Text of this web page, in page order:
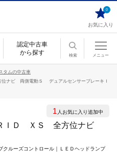
お気に入り
0
認定中古車
から探す
検索 メニュー
タムの中古車
ナビ 両側電動Ｓ デュアルセンサーブレーキＩ
ＲＩＤ ＸＳ 全方位ナビ
ルーズコントロール｜ＬＥＤヘッドランプ
1 人お気に入り追加中